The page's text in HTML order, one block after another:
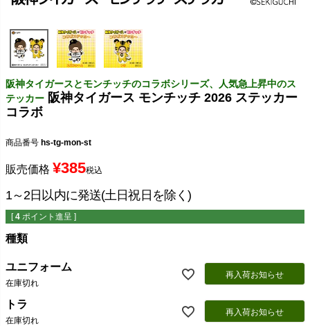
阪神タイガースとモンチッチのコラボシリーズ、人気急上昇中のス
テッカー 阪神タイガース モンチッチ 2026 ステッカー
コラボ
商品番号 hs-tg-mon-st
販売価格 ¥385税込
1～2日以内に発送(土日祝日を除く)
[ 4 ポイント進呈 ]
種類
ユニフォーム
在庫切れ
再入荷お知らせ
トラ
在庫切れ
再入荷お知らせ